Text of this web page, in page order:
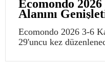
Ecomondo
Alanını
Ecomondo 2026 3-6
29'uncu kez